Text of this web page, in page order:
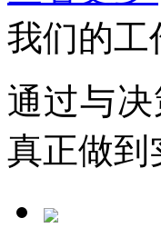
我们的工
通过与
真正做到